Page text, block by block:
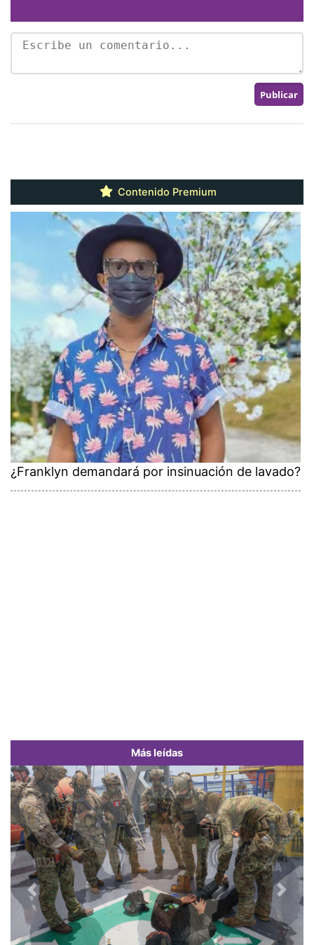
Contenido Premium
¿Franklyn demandará por insinuación de lavado?
Más leídas
Previous Next